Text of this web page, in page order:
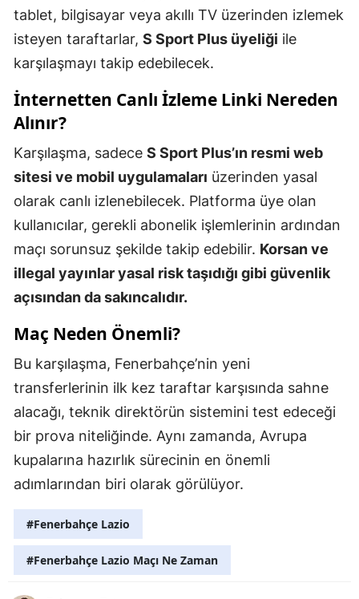
tablet, bilgisayar veya akıllı TV üzerinden izlemek
isteyen taraftarlar, S Sport Plus üyeliği ile
karşılaşmayı takip edebilecek.
İnternetten Canlı İzleme Linki Nereden
Alınır?
Karşılaşma, sadece S Sport Plus’ın resmi web
sitesi ve mobil uygulamaları üzerinden yasal
olarak canlı izlenebilecek. Platforma üye olan
kullanıcılar, gerekli abonelik işlemlerinin ardından
maçı sorunsuz şekilde takip edebilir. Korsan ve
illegal yayınlar yasal risk taşıdığı gibi güvenlik
açısından da sakıncalıdır.
Maç Neden Önemli?
Bu karşılaşma, Fenerbahçe’nin yeni
transferlerinin ilk kez taraftar karşısında sahne
alacağı, teknik direktörün sistemini test edeceği
bir prova niteliğinde. Aynı zamanda, Avrupa
kupalarına hazırlık sürecinin en önemli
adımlarından biri olarak görülüyor.
#Fenerbahçe Lazio
#Fenerbahçe Lazio Maçı Ne Zaman